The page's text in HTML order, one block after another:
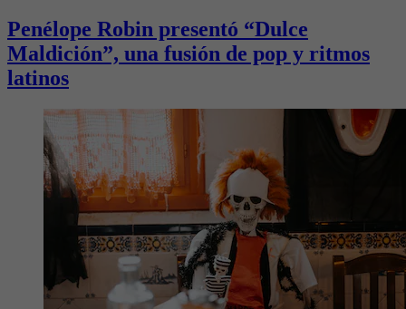
Penélope Robin presentó “Dulce
Maldición”, una fusión de pop y ritmos
latinos